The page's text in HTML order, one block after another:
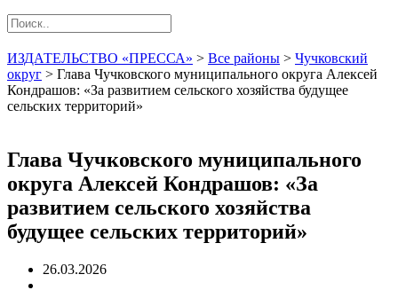
ИЗДАТЕЛЬСТВО «ПРЕССА» > Все районы > Чучковский
округ > Глава Чучковского муниципального округа Алексей
Кондрашов: «За развитием сельского хозяйства будущее
сельских территорий»
Глава Чучковского муниципального
округа Алексей Кондрашов: «За
развитием сельского хозяйства
будущее сельских территорий»
26.03.2026